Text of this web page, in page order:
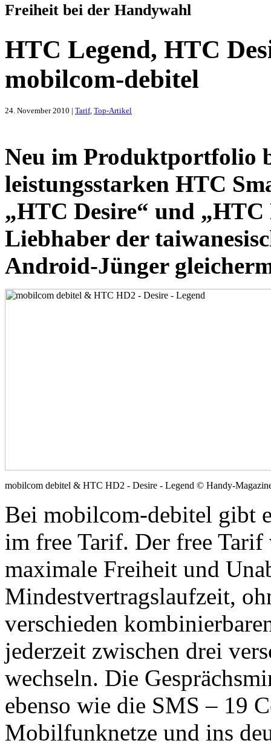
Freiheit bei der Handywahl
HTC Legend, HTC
mobilcom-debitel
24. November 2010 | Tarif, Top-Artikel
Neu im Produktportfolio
leistungsstarken HTC
„HTC Desire“ und
Liebhaber der
Android-Jünger
mobilcom debitel & HTC HD2 - Desire - Legend © Handy-
Bei mobilcom-debitel gibt
im free Tarif. Der free
maximale Freiheit und
Mindestvertragslaufzeit,
verschieden
jederzeit zwischen drei
wechseln. Die
ebenso wie die SMS – 19
Mobilfunknetze und ins